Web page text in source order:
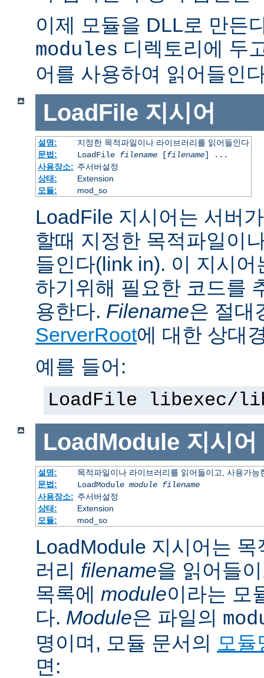
이제 모듈을 DLL로 만든
modules 디렉토리에 두
어를 사용하여 읽어들인
LoadFile 지시어
설명:
지정한 목적파일이나 라이브러리를 읽어들인다
문법:
LoadFile filename[filename] ...
사용장소: 주서버설정
상태:
Extension
모듈:
mod_so
LoadFile 지시어는 서버
할때 지정한 목적파일이
들인다(link in). 이 지시
하기위해 필요한 코드를
용한다. Filename은 절대
ServerRoot에 대한 상대
예를 들어:
LoadFile libexec/
LoadModule 지시어
설명:
목적파일이나 라이브러리를 읽어들이고, 사용가능
문법:
LoadModule module filename
사용장소: 주서버설정
상태:
Extension
모듈:
mod_so
LoadModule 지시어는
러리 filename을 읽어들
목록에 module이라는 모
다. Module은 파일의
명이며, 모듈 문서의 모듈
면: